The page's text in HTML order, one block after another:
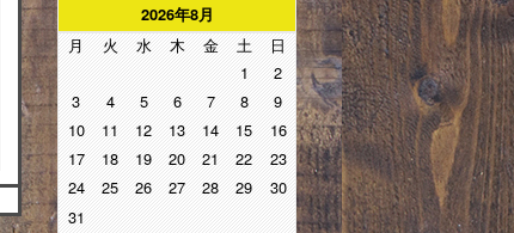
2026年8月
月 火 水 木 金 土
日
1
2
3
4 5 6 7 8
9
10
11 12 13 14 15
16
17
18 19 20 21 22
23
24
25 26 27 28 29
30
31